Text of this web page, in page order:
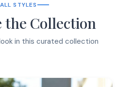
ALL STYLES
the Collection
in this curated collection.